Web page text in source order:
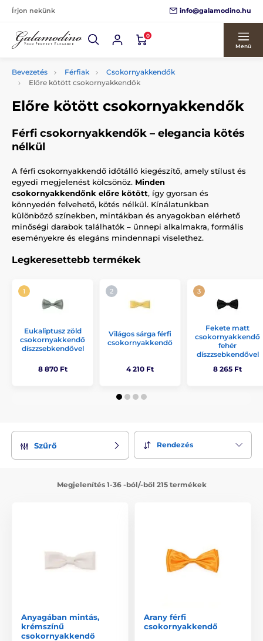
Írjon nekünk info@galamodino.hu
0
Menü
Bevezetés Férfiak
Csokornyakkendők
Előre kötött csokornyakkendők
Előre kötött csokornyakkendők
Férfi csokornyakkendők – elegancia kötés
nélkül
A férfi csokornyakkendő időtálló kiegészítő, amely stílust és
egyedi megjelenést kölcsönöz. Minden
csokornyakkendőnk előre kötött, így gyorsan és
könnyedén felvehető, kötés nélkül. Kínálatunkban
különböző színekben, mintákban és anyagokban elérhető
minőségi darabok találhatók – ünnepi alkalmakra, formális
eseményekre és elegáns mindennapi viselethez.
Legkeresettebb termékek
Eukaliptusz zöld
csokornyakkendő
díszzsebkendővel
8 870 Ft
Világos sárga férfi
csokornyakkendő
4 210 Ft
Fekete matt
csokornyakkendő
fehér
díszzsebkendővel
8 265 Ft
Szűrő Rendezés
Megjelenítés 1-36 -ból/-ből 215 termékek
Anyagában mintás,
krémszínű
csokornyakkendő
Arany férfi
csokornyakkendő